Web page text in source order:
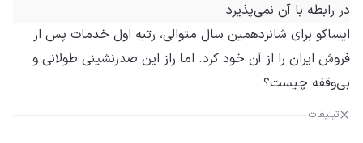
در رابطه با آن نمی‌پذیرد
ایساکو برای شانزدهمین سال متوالی، رتبه اول خدمات پس از
فروش ایران را از آن خود کرد. اما راز این صدرنشینی طولانی و
بی‌وقفه چیست؟
تبلیغات